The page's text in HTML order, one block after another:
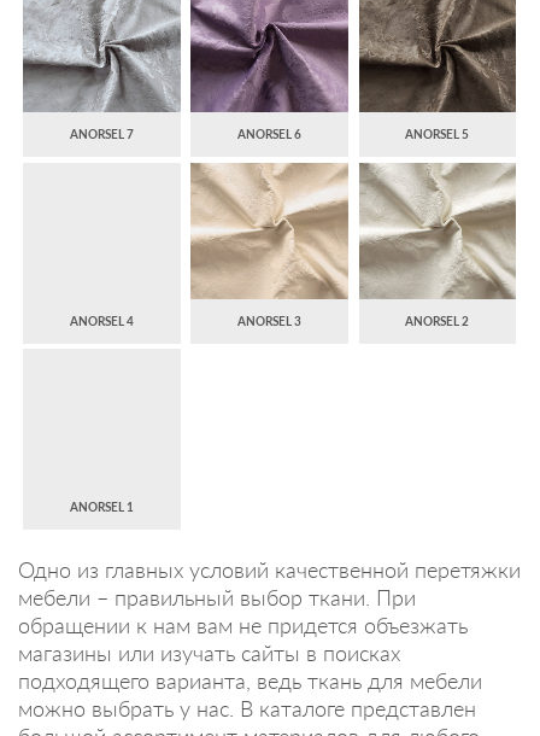
ANORSEL 7 ANORSEL 6 ANORSEL 5
ANORSEL 4 ANORSEL 3 ANORSEL 2
ANORSEL 1
Одно из главных условий качественной перетяжки
мебели – правильный выбор ткани. При
обращении к нам вам не придется объезжать
магазины или изучать сайты в поисках
подходящего варианта, ведь ткань для мебели
можно выбрать у нас. В каталоге представлен